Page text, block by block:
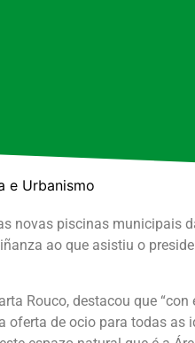
e Urbanismo
novas piscinas municipais
ao que asistiu o
Rouco, destacou que “con
oferta de ocio para todas as